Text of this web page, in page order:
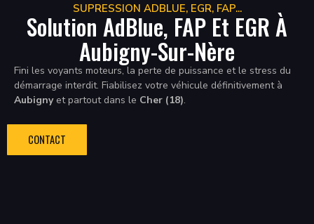
SUPRESSION ADBLUE, EGR, FAP...
Solution AdBlue, FAP Et EGR À
Aubigny-Sur-Nère
Fini les voyants moteurs, la perte de puissance et le stress du
démarrage interdit. Fiabilisez votre véhicule définitivement à
Aubignyet partout dans le Cher (18).
CONTACT